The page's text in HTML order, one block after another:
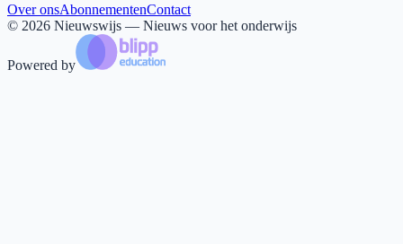
Over onsAbonnementenContact
© 2026 Nieuwswijs — Nieuws voor het onderwijs
Powered by